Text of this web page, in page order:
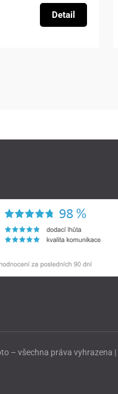
Detail
– všechna práva vyhrazena |